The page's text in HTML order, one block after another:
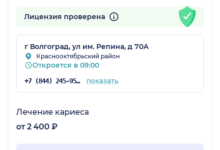
Лицензия проверена
г Волгоград, ул им. Репина, д 70А
Краснооктябрьский район
Откроется в 09:00
+7 (844) 245-95-78 показать
Лечение кариеса
от 2 400 ₽